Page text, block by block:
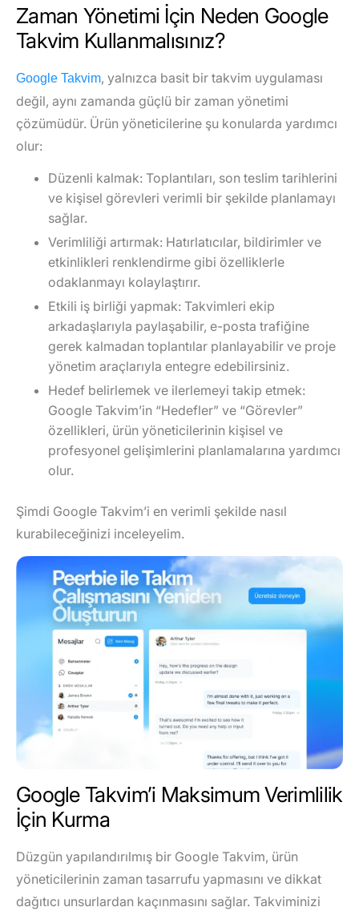
Zaman Yönetimi İçin Neden Google
Takvim Kullanmalısınız?
Google Takvim, yalnızca basit bir takvim uygulaması
değil, aynı zamanda güçlü bir zaman yönetimi
çözümüdür. Ürün yöneticilerine şu konularda yardımcı
olur:
Düzenli kalmak: Toplantıları, son teslim tarihlerini
ve kişisel görevleri verimli bir şekilde planlamayı
sağlar.
Verimliliği artırmak: Hatırlatıcılar, bildirimler ve
etkinlikleri renklendirme gibi özelliklerle
odaklanmayı kolaylaştırır.
Etkili iş birliği yapmak: Takvimleri ekip
arkadaşlarıyla paylaşabilir, e-posta trafiğine
gerek kalmadan toplantılar planlayabilir ve proje
yönetim araçlarıyla entegre edebilirsiniz.
Hedef belirlemek ve ilerlemeyi takip etmek:
Google Takvim’in “Hedefler” ve “Görevler”
özellikleri, ürün yöneticilerinin kişisel ve
profesyonel gelişimlerini planlamalarına yardımcı
olur.
Şimdi Google Takvim’i en verimli şekilde nasıl
kurabileceğinizi inceleyelim.
Google Takvim’i Maksimum Verimlilik
İçin Kurma
Düzgün yapılandırılmış bir Google Takvim, ürün
yöneticilerinin zaman tasarrufu yapmasını ve dikkat
dağıtıcı unsurlardan kaçınmasını sağlar. Takviminizi